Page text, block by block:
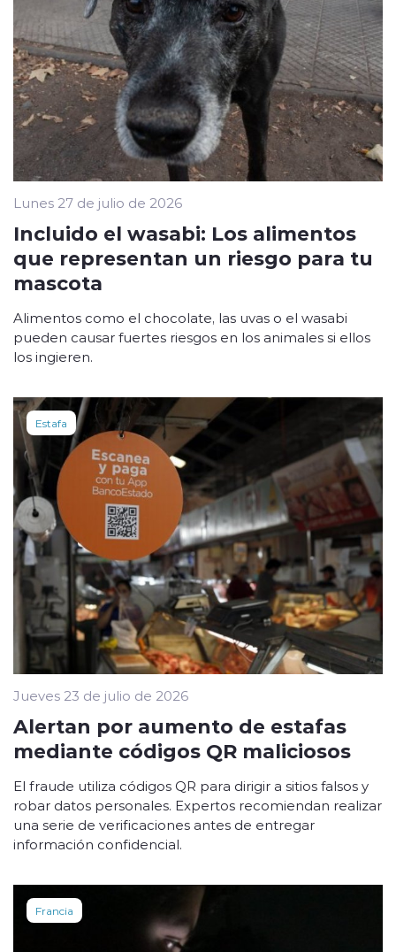
Lunes 27 de julio de 2026
Incluido el wasabi: Los alimentos
que representan un riesgo para tu
mascota
Alimentos como el chocolate, las uvas o el wasabi
pueden causar fuertes riesgos en los animales si ellos
los ingieren.
Estafa
Jueves 23 de julio de 2026
Alertan por aumento de estafas
mediante códigos QR maliciosos
El fraude utiliza códigos QR para dirigir a sitios falsos y
robar datos personales. Expertos recomiendan realizar
una serie de verificaciones antes de entregar
información confidencial.
Francia